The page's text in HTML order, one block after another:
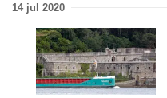
14 jul 2020